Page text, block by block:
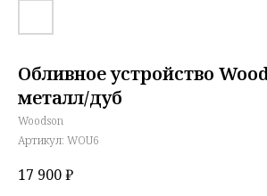
Обливное устройство
металл/дуб
Woodson
Артикул: WOU6
17 900₽